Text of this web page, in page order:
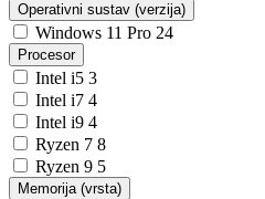
Operativni sustav (verzija)
Windows 11 Pro 24
Procesor
Intel i5 3
Intel i7 4
Intel i9 4
Ryzen 7 8
Ryzen 9 5
Memorija (vrsta)